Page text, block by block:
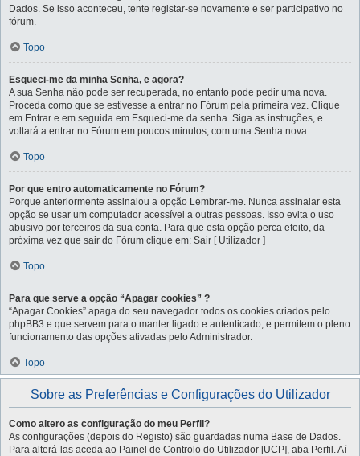
Dados. Se isso aconteceu, tente registar-se novamente e ser participativo no
fórum.
Topo
Esqueci-me da minha Senha, e agora?
A sua Senha não pode ser recuperada, no entanto pode pedir uma nova.
Proceda como que se estivesse a entrar no Fórum pela primeira vez. Clique
em Entrar e em seguida em Esqueci-me da senha. Siga as instruções, e
voltará a entrar no Fórum em poucos minutos, com uma Senha nova.
Topo
Por que entro automaticamente no Fórum?
Porque anteriormente assinalou a opção Lembrar-me. Nunca assinalar esta
opção se usar um computador acessível a outras pessoas. Isso evita o uso
abusivo por terceiros da sua conta. Para que esta opção perca efeito, da
próxima vez que sair do Fórum clique em: Sair [ Utilizador ]
Topo
Para que serve a opção “Apagar cookies” ?
“Apagar Cookies” apaga do seu navegador todos os cookies criados pelo
phpBB3 e que servem para o manter ligado e autenticado, e permitem o pleno
funcionamento das opções ativadas pelo Administrador.
Topo
Sobre as Preferências e Configurações do Utilizador
Como altero as configuração do meu Perfil?
As configurações (depois do Registo) são guardadas numa Base de Dados.
Para alterá-las aceda ao Painel de Controlo do Utilizador [UCP], aba Perfil. Aí